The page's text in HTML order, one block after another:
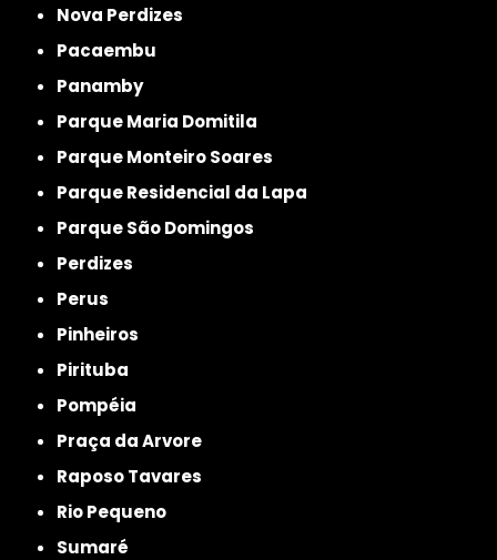
Nova Perdizes
Pacaembu
Panamby
Parque Maria Domitila
Parque Monteiro Soares
Parque Residencial da Lapa
Parque São Domingos
Perdizes
Perus
Pinheiros
Pirituba
Pompéia
Praça da Arvore
Raposo Tavares
Rio Pequeno
Sumaré